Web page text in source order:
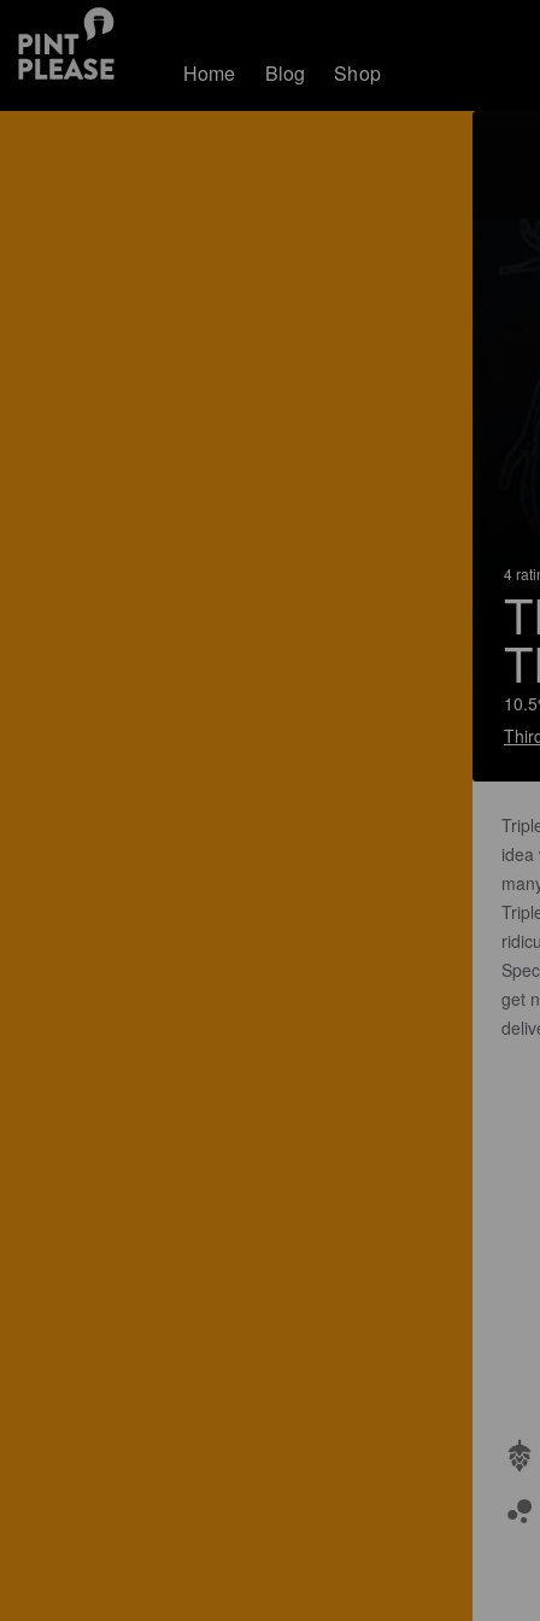
Home Blog Shop
4
idea
get